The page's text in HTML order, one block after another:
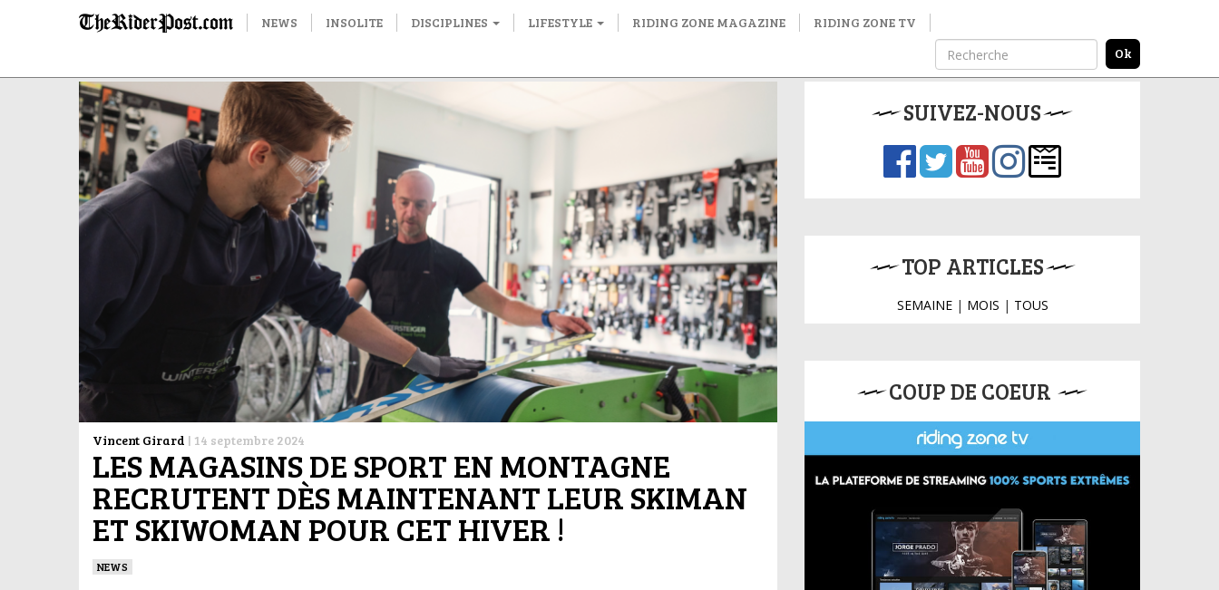
NEWS INSOLITE DISCIPLINES LIFESTYLE RIDING ZONE MAGAZINE RIDING ZONE TV
Vincent Girard | 14 septembre 2024
LES MAGASINS DE SPORT EN MONTAGNE
RECRUTENT DÈS MAINTENANT LEUR SKIMAN
ET SKIWOMAN POUR CET HIVER !
NEWS
SUIVEZ-NOUS
TOP ARTICLES
SEMAINE| MOIS | TOUS
COUP DE COEUR